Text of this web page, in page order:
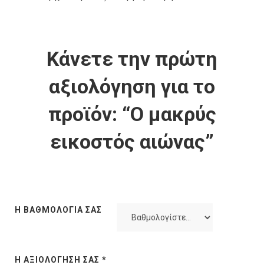
Κάνετε την πρώτη
αξιολόγηση για το
προϊόν: “Ο μακρύς
εικοστός αιώνας”
Η ΒΑΘΜΟΛΟΓΊΑ ΣΑΣ
Η ΑΞΙΟΛΌΓΗΣΉ ΣΑΣ *